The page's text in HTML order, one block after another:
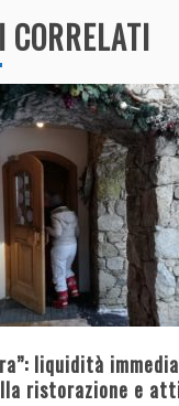
liquidità
ristorazione e